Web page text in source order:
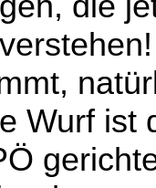
Wurf ist